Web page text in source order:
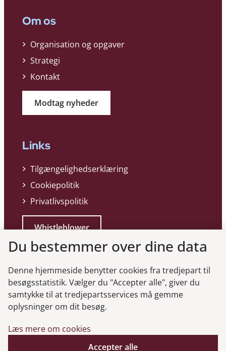
Om os
Organisation og opgaver
Strategi
Kontakt
Modtag nyheder
Links
Tilgængelighedserklæring
Cookiepolitik
Privatlivspolitik
Whistleblower
Genveje
Gå til virksomhedsregisteret
Gå til selskabsmeddelelser
Du bestemmer over dine data
Denne hjemmeside benytter cookies fra tredjepart til
besøgsstatistik. Vælger du "Accepter alle", giver du
samtykke til at tredjepartsservices må gemme
oplysninger om dit besøg.
Læs mere om cookies
Accepter alle